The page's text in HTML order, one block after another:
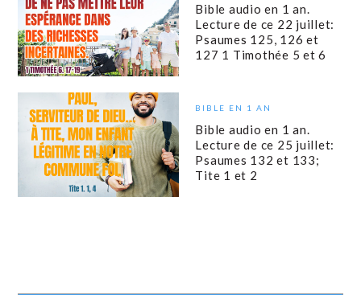
Bible audio en 1 an.
Lecture de ce 22 juillet:
Psaumes 125, 126 et
127 1 Timothée 5 et 6
BIBLE EN 1 AN
Bible audio en 1 an.
Lecture de ce 25 juillet:
Psaumes 132 et 133;
Tite 1 et 2